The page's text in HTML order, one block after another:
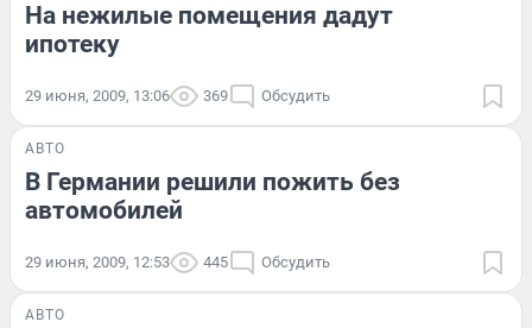
На нежилые помещения дадут
ипотеку
29 июня, 2009, 13:06 369 Обсудить
АВТО
В Германии решили пожить без
автомобилей
29 июня, 2009, 12:53 445 Обсудить
АВТО